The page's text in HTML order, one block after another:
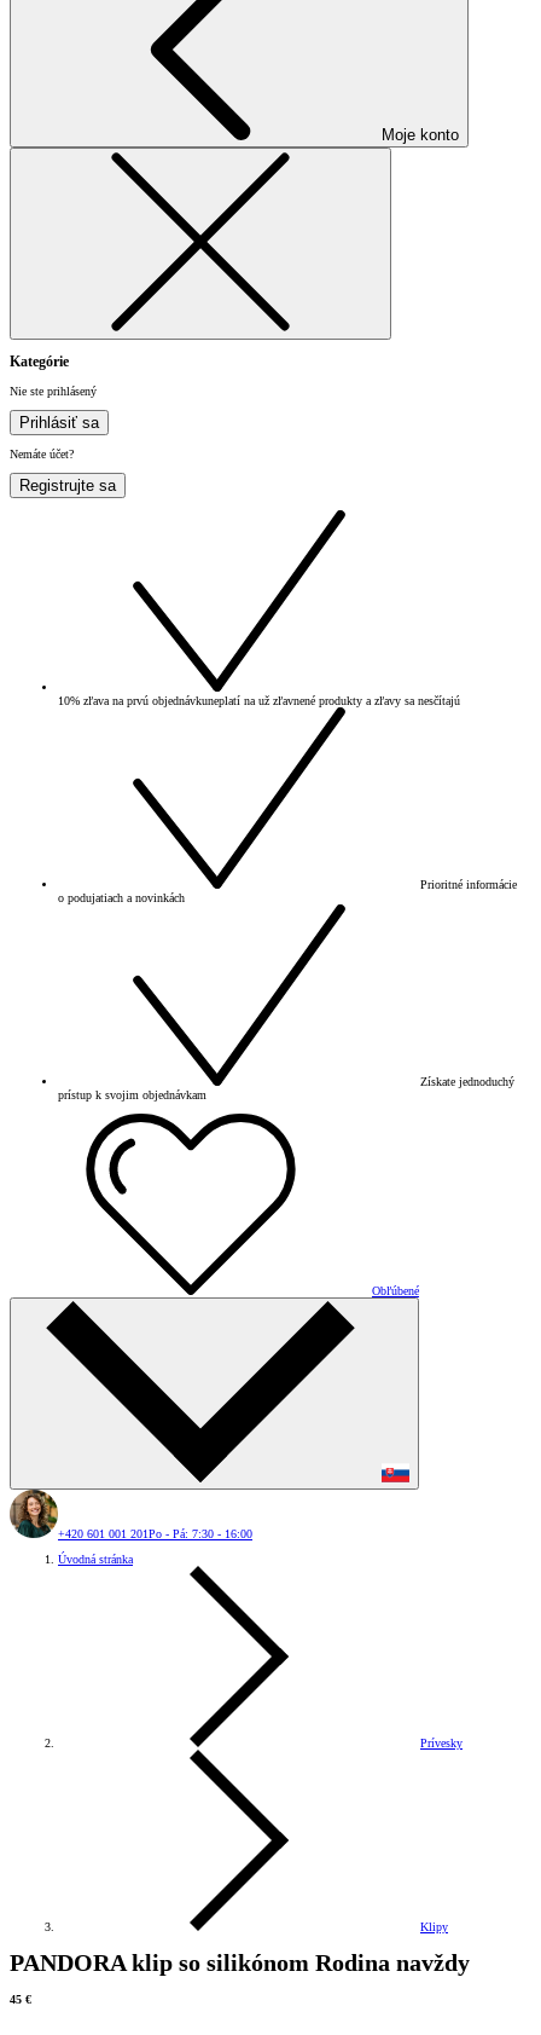
Moje konto
Kategórie
Nie ste prihlásený
Prihlásiť sa
Nemáte účet?
Registrujte sa
10% zľava na prvú objednávkuneplatí na už zľavnené produkty a zľavy sa nesčítajú
Prioritné informácie
o podujatiach a novinkách
Získate jednoduchý
prístup k svojim objednávkam
Obľúbené
+420 601 001 201Po - Pá: 7:30 - 16:00
Úvodná stránka
Prívesky
Klipy
PANDORA klip so silikónom Rodina navždy
45 €